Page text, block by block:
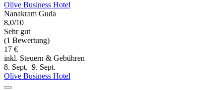
Olive Business Hotel
Nanakram Guda
8,0/10
Sehr gut
(1 Bewertung)
17 €
inkl. Steuern & Gebühren
8. Sept.–9. Sept.
Olive Business Hotel